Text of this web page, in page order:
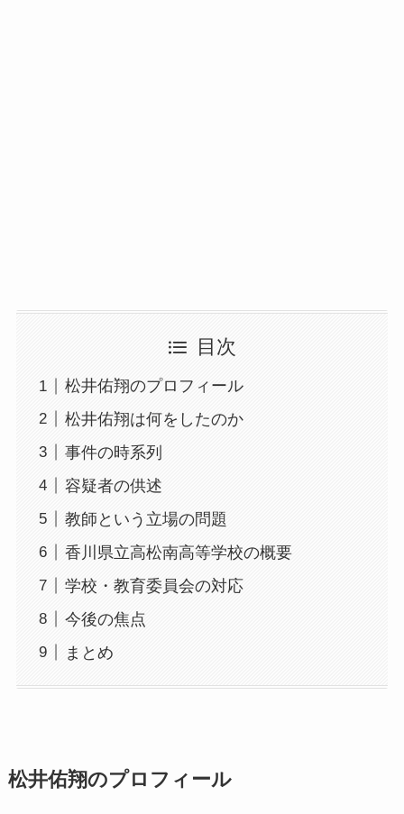
目次
松井佑翔のプロフィール
松井佑翔は何をしたのか
事件の時系列
容疑者の供述
教師という立場の問題
香川県立高松南高等学校の概要
学校・教育委員会の対応
今後の焦点
まとめ
松井佑翔のプロフィール